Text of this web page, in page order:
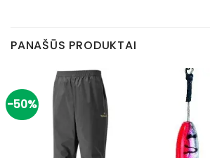
PANAŠŪS PRODUKTAI
-50%